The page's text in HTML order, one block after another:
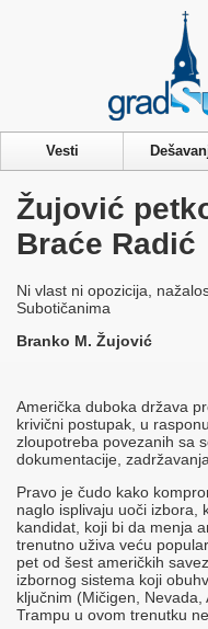
Vesti
Žujović
Braće Radić
Ni vlast ni opozicija,
Subotičanima
Branko M. Žujović
Američka duboka država
krivični postupak, u
zloupotreba povezanih sa
dokumentacije,
Pravo je čudo kako
naglo isplivaju uoči izbora,
kandidat, koji bi da menja
trenutno uživa veću
pet od šest američkih
izbornog sistema koji
ključnim (Mičigen,
Trampu u ovom trenutku